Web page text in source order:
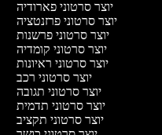
יוצר סרטוני פארודיה
יוצר סרטוני פרזנטציה
יוצר סרטוני פרשנות
יוצר סרטוני קומדיה
יוצר סרטוני ראיונות
יוצר סרטוני רכב
יוצר סרטוני תגובה
יוצר סרטוני תדמית
יוצר סרטוני תקציב